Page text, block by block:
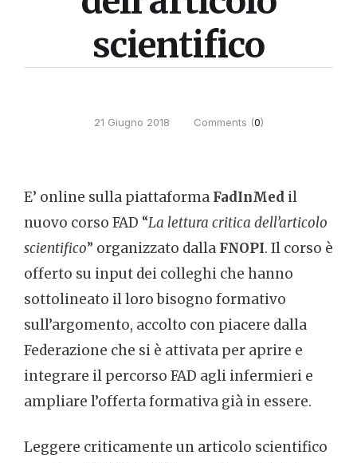
scientifico
21 Giugno 2018 Comments (0)
E’ online sulla piattaforma FadInMed il
nuovo corso FAD “La lettura critica dell’articolo
scientifico” organizzato dalla FNOPI. Il corso è
offerto su input dei colleghi che hanno
sottolineato il loro bisogno formativo
sull’argomento, accolto con piacere dalla
Federazione che si è attivata per aprire e
integrare il percorso FAD agli infermieri e
ampliare l’offerta formativa già in essere.
Leggere criticamente un articolo scientifico